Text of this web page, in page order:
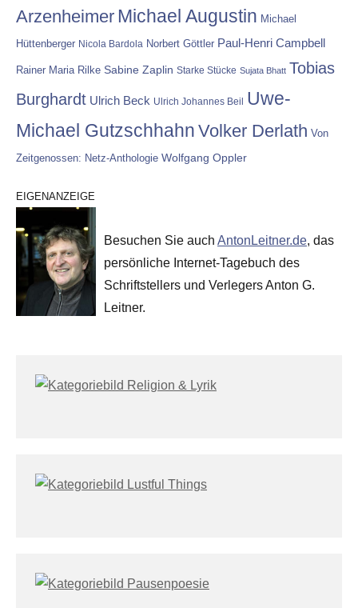
Arzenheimer Michael Augustin Michael
Hüttenberger Nicola Bardola Norbert Göttler Paul-Henri Campbell
Rainer Maria Rilke Sabine Zaplin Starke Stücke Sujata Bhatt Tobias
Burghardt Ulrich Beck Ulrich Johannes Beil Uwe-
Michael Gutzschhahn Volker Derlath Von
Zeitgenossen: Netz-Anthologie Wolfgang Oppler
EIGENANZEIGE
Besuchen Sie auch AntonLeitner.de, das
persönliche Internet-Tagebuch des
Schriftstellers und Verlegers Anton G.
Leitner.